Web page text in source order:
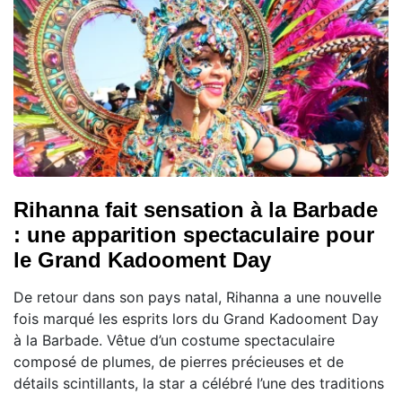
Rihanna fait sensation à la Barbade
: une apparition spectaculaire pour
le Grand Kadooment Day
De retour dans son pays natal, Rihanna a une nouvelle
fois marqué les esprits lors du Grand Kadooment Day
à la Barbade. Vêtue d’un costume spectaculaire
composé de plumes, de pierres précieuses et de
détails scintillants, la star a célébré l’une des traditions